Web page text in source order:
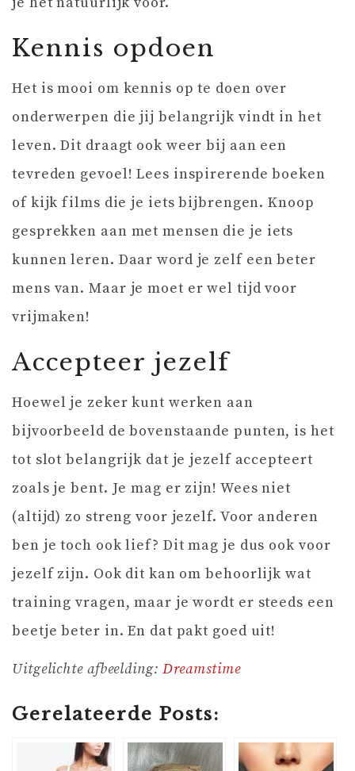
Kennis opdoen
Het is mooi om kennis op te doen over
onderwerpen die jij belangrijk vindt in het
leven. Dit draagt ook weer bij aan een
tevreden gevoel! Lees inspirerende boeken
of kijk films die je iets bijbrengen. Knoop
gesprekken aan met mensen die je iets
kunnen leren. Daar word je zelf een beter
mens van. Maar je moet er wel tijd voor
vrijmaken!
Accepteer jezelf
Hoewel je zeker kunt werken aan
bijvoorbeeld de bovenstaande punten, is het
tot slot belangrijk dat je jezelf accepteert
zoals je bent. Je mag er zijn! Wees niet
(altijd) zo streng voor jezelf. Voor anderen
ben je toch ook lief? Dit mag je dus ook voor
jezelf zijn. Ook dit kan om behoorlijk wat
training vragen, maar je wordt er steeds een
beetje beter in. En dat pakt goed uit!
Uitgelichte afbeelding: Dreamstime
Gerelateerde Posts: